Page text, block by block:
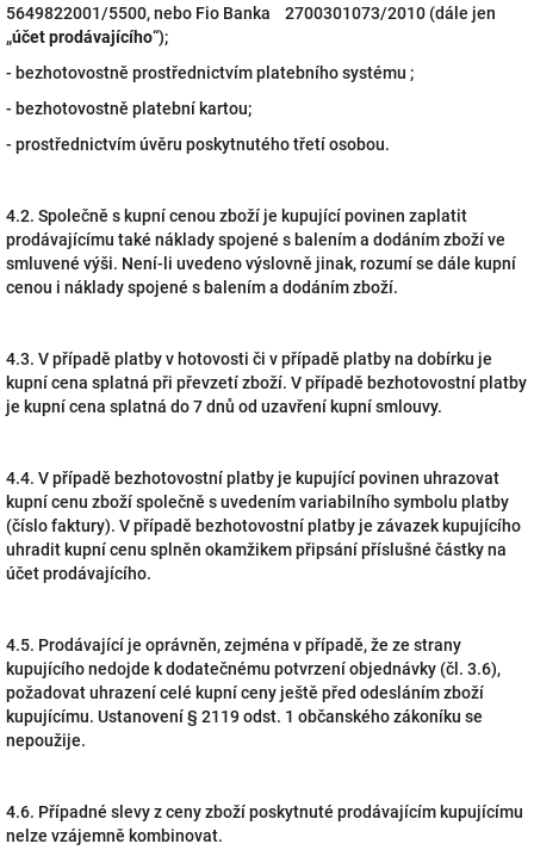
5649822001/5500, nebo Fio Banka 2700301073/2010 (dále jen
„účet prodávajícího“);
- bezhotovostně prostřednictvím platebního systému ;
- bezhotovostně platební kartou;
- prostřednictvím úvěru poskytnutého třetí osobou.
4.2. Společně s kupní cenou zboží je kupující povinen zaplatit
prodávajícímu také náklady spojené s balením a dodáním zboží ve
smluvené výši. Není-li uvedeno výslovně jinak, rozumí se dále kupní
cenou i náklady spojené s balením a dodáním zboží.
4.3. V případě platby v hotovosti či v případě platby na dobírku je
kupní cena splatná při převzetí zboží. V případě bezhotovostní platby
je kupní cena splatná do 7 dnů od uzavření kupní smlouvy.
4.4. V případě bezhotovostní platby je kupující povinen uhrazovat
kupní cenu zboží společně s uvedením variabilního symbolu platby
(číslo faktury). V případě bezhotovostní platby je závazek kupujícího
uhradit kupní cenu splněn okamžikem připsání příslušné částky na
účet prodávajícího.
4.5. Prodávající je oprávněn, zejména v případě, že ze strany
kupujícího nedojde k dodatečnému potvrzení objednávky (čl. 3.6),
požadovat uhrazení celé kupní ceny ještě před odesláním zboží
kupujícímu. Ustanovení § 2119 odst. 1 občanského zákoníku se
nepoužije.
4.6. Případné slevy z ceny zboží poskytnuté prodávajícím kupujícímu
nelze vzájemně kombinovat.